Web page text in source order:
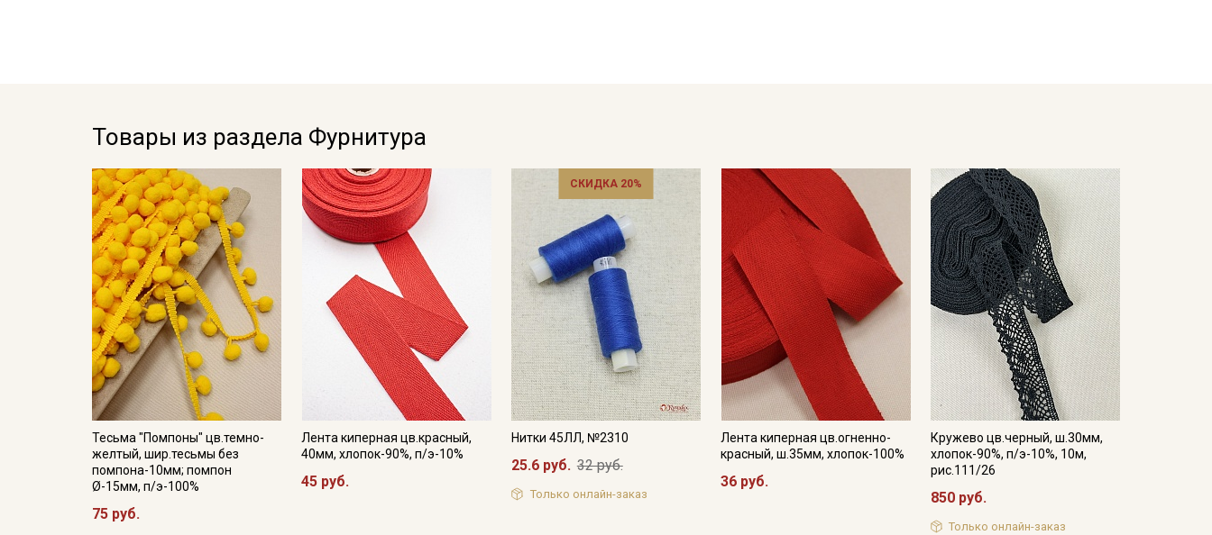
Товары из раздела Фурнитура
Тесьма "Помпоны" цв.темно-
желтый, шир.тесьмы без
помпона-10мм; помпон
Ø-15мм, п/э-100%
75 руб.
Лента киперная цв.красный,
40мм, хлопок-90%, п/э-10%
45 руб.
СКИДКА 20%
Нитки 45ЛЛ, №2310
25.6 руб. 32 руб.
Только онлайн-заказ
Лента киперная цв.огненно-
красный, ш.35мм, хлопок-100%
36 руб.
Кружево цв.черный, ш.30мм,
хлопок-90%, п/э-10%, 10м,
рис.111/26
850 руб.
Только онлайн-заказ
Подписаться
Ознакомлен(а) с Политикой обработки персональных
данных
и даюСогласие на обработку персональных
данных
Согласие на получение рекламных и
информационных рассылок